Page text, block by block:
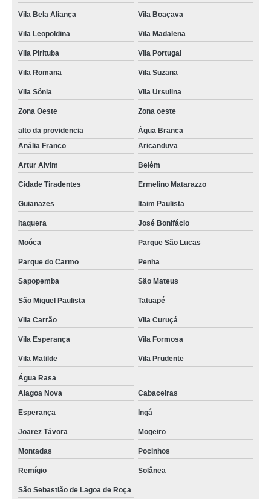
Vila Bela Aliança Vila Boaçava
Vila Leopoldina Vila Madalena
Vila Pirituba Vila Portugal
Vila Romana Vila Suzana
Vila Sônia Vila Ursulina
Zona Oeste Zona oeste
alto da providencia
Água Branca
Anália Franco
Aricanduva
Artur Alvim Belém
Cidade Tiradentes Ermelino Matarazzo
Guianazes Itaim Paulista
Itaquera José Bonifácio
Moóca Parque São Lucas
Parque do Carmo Penha
Sapopemba São Mateus
São Miguel Paulista Tatuapé
Vila Carrão Vila Curuçá
Vila Esperança Vila Formosa
Vila Matilde Vila Prudente
Água Rasa
Alagoa Nova
Cabaceiras
Esperança Ingá
Joarez Távora Mogeiro
Montadas Pocinhos
Remígio Solânea
São Sebastião de Lagoa de Roça